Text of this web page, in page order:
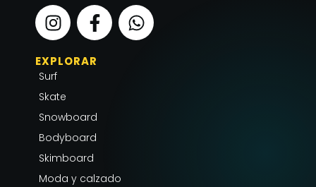
I
n
s
t
a
g
r
a
m
F
a
c
e
o
k
f
W
h
a
EXPLORAR
Surf
Skate
Snowboard
Bodyboard
Skimboard
Moda y calzado